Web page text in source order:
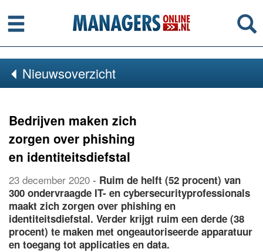
Menu
Nieuwsoverzicht
Bedrijven maken zich
zorgen over phishing
en identiteitsdiefstal
23 december 2020 - Ruim de helft (52 procent) van
300 ondervraagde IT- en cybersecurityprofessionals
maakt zich zorgen over phishing en
identiteitsdiefstal. Verder krijgt ruim een derde (38
procent) te maken met ongeautoriseerde apparatuur
en toegang tot applicaties en data.